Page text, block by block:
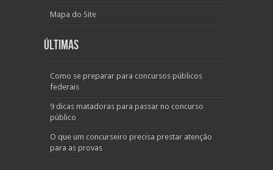
Mapa do Site
Últimas
Como se preparar para concursos públicos
federais
9 dicas matadoras para passar no concurso
público
O que um concurseiro precisa prestar atenção
para as provas